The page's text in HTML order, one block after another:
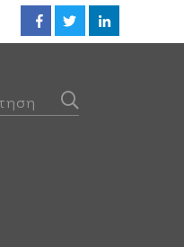
Οι ΗΠΑ βλέπουν συμφωνία